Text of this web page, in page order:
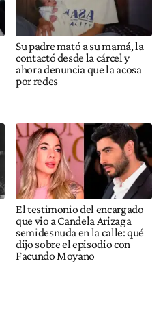
Su padre mató a su mamá, la
contactó desde la cárcel y
ahora denuncia que la acosa
por redes
El testimonio del encargado
que vio a Candela Arizaga
semidesnuda en la calle: qué
dijo sobre el episodio con
Facundo Moyano